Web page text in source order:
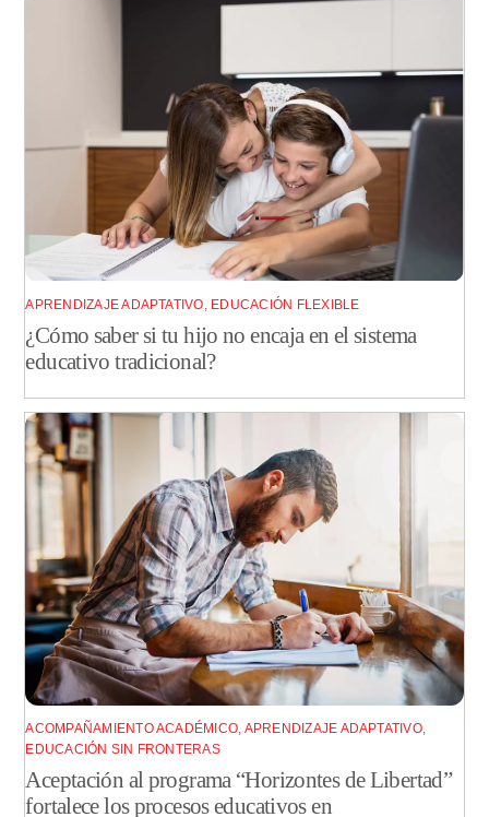
APRENDIZAJE ADAPTATIVO, EDUCACIÓN FLEXIBLE
¿Cómo saber si tu hijo no encaja en el sistema
educativo tradicional?
ACOMPAÑAMIENTO ACADÉMICO, APRENDIZAJE ADAPTATIVO,
EDUCACIÓN SIN FRONTERAS
Aceptación al programa “Horizontes de Libertad”
fortalece los procesos educativos en